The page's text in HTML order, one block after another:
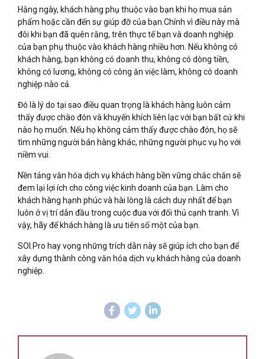
Hằng ngày, khách hàng phụ thuộc vào bạn khi họ mua sản
phẩm hoặc cần đến sự giúp đỡ của bạn.Chính vì điều này mà
đôi khi bạn đã quên rằng, trên thực tế bạn và doanh nghiệp
của bạn phụ thuộc vào khách hàng nhiều hơn. Nếu không có
khách hàng, bạn không có doanh thu, không có dòng tiền,
không có lương, không có công ăn việc làm, không có doanh
nghiệp nào cả.
Đó là lý do tại sao điều quan trọng là khách hàng luôn cảm
thấy được chào đón và khuyến khích liên lạc với bạn bất cứ khi
nào họ muốn. Nếu họ không cảm thấy được chào đón, họ sẽ
tìm những người bán hàng khác, những người phục vụ họ với
niềm vui.
Nền tảng văn hóa dịch vụ khách hàng bền vững chắc chắn sẽ
đem lại lợi ích cho công việc kinh doanh của bạn. Làm cho
khách hàng hạnh phúc và hài lòng là cách duy nhất để bạn
luôn ở vị trí dẫn đầu trong cuộc đua với đối thủ cạnh tranh. Vì
vậy, hãy để khách hàng là ưu tiên số một của bạn.
SOI.Pro hay vọng những trích dẫn này sẽ giúp ích cho bạn để
xây dựng thành công văn hóa dịch vụ khách hàng của doanh
nghiệp.